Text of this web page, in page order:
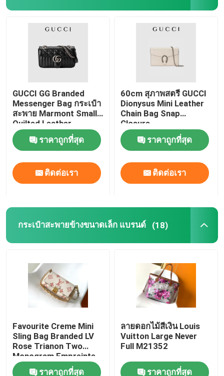
เกี่ยวกับเรา
ทัวร์โรงงาน
ควบคุมคุณภาพ
กรณี
กระเป๋าถือสตรีแบรนด์
กระเป๋าสะพายยี่ห้อ
GUCCI GG Branded
Messenger Bag กระเป๋า
สะพาย Marmont Small
Quilted Leather
ราคาถูกที่สุด
ติดต่อเรา
60cm สุภาพสตรี GUCCI
Dionysus Mini Leather
Chain Bag Snap
Closure
ราคาถูกที่สุด
ติดต่อเรา
กระเป๋าสะพายข้างขนาดเล็ก แบรนด์ (18)
Favourite Creme Mini
Sling Bag Branded LV
Rose Trianon Two
Monogram Empreinte
Leather
ราคาถูกที่สุด
ลายดอกไม้สีเงิน Louis
Vuitton Large Never
Full M21352
ราคาถูกที่สุด